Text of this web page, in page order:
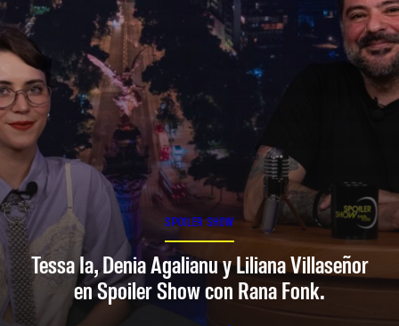
SPOILER SHOW
Tessa Ia, Denia Agalianu y Liliana Villaseñor
en Spoiler Show con Rana Fonk.